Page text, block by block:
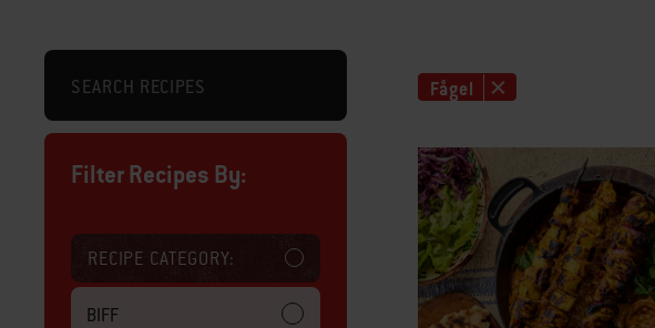
Filter Recipes By:
RECIPE CATEGORY:
BIFF
Fågel